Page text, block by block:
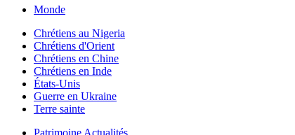
Monde
Chrétiens au Nigeria
Chrétiens d'Orient
Chrétiens en Chine
Chrétiens en Inde
États-Unis
Guerre en Ukraine
Terre sainte
Patrimoine Actualités